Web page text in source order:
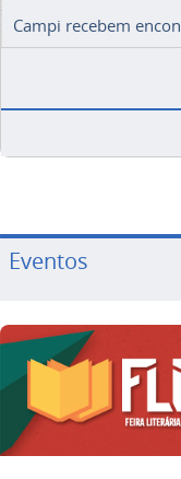
Campi recebem
Eventos